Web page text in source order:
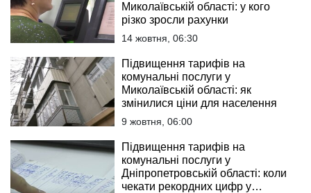
Миколаївській області: у кого
різко зросли рахунки
14 жовтня, 06:30
Підвищення тарифів на
комунальні послуги у
Миколаївській області: як
змінилися ціни для населення
9 жовтня, 06:00
Підвищення тарифів на
комунальні послуги у
Дніпропетровській області: коли
чекати рекордних цифр у